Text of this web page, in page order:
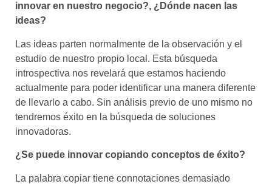
innovar en nuestro negocio?, ¿Dónde nacen las
ideas?
Las ideas parten normalmente de la observación y el
estudio de nuestro propio local. Esta búsqueda
introspectiva nos revelará que estamos haciendo
actualmente para poder identificar una manera diferente
de llevarlo a cabo. Sin análisis previo de uno mismo no
tendremos éxito en la búsqueda de soluciones
innovadoras.
¿Se puede innovar copiando conceptos de éxito?
La palabra copiar tiene connotaciones demasiado